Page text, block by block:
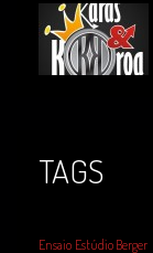
TAGS
Ensaio Estúdio Berger